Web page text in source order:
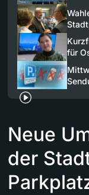
für
Neue
der